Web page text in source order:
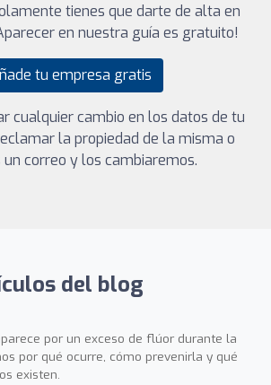
tienes que darte de alta en
en nuestra guía es gratuito!
tu empresa gratis
cualquier cambio en los datos de tu
la propiedad de la misma o
un correo y los cambiaremos.
del blog
por un exceso de flúor durante la
por qué ocurre, cómo prevenirla y qué
existen.